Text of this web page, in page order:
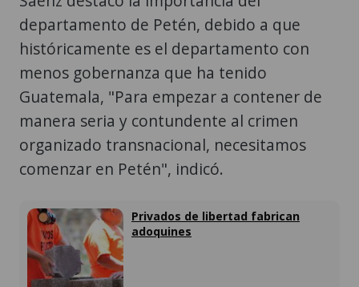
departamento de Petén, debido a que
históricamente es el departamento con
menos gobernanza que ha tenido
Guatemala, "Para empezar a contener de
manera seria y contundente al crimen
organizado transnacional, necesitamos
comenzar en Petén", indicó.
Privados de libertad fabrican
adoquines